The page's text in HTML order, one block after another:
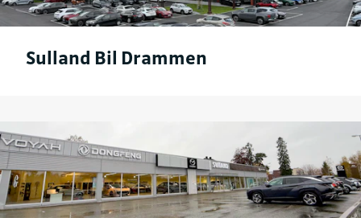
Sulland Bil Drammen